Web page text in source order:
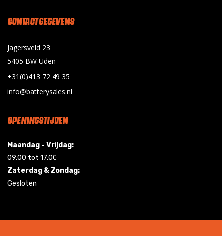
CONTACT GEGEVENS
Jagersveld 23
5405 BW Uden
+31(0)413 72 49 35
info@batterysales.nl
OPENINGSTIJDEN
Maandag - Vrijdag:
09.00 tot 17.00
Zaterdag & Zondag:
Gesloten